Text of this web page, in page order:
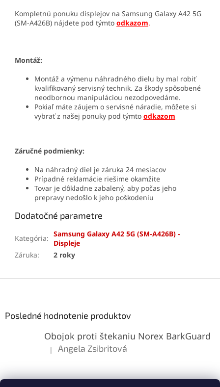
Kompletnú ponuku displejov na Samsung Galaxy A42 5G
(SM-A426B) nájdete pod týmto odkazom.
Montáž:
Montáž a výmenu náhradného dielu by mal robiť
kvalifikovaný servisný technik. Za škody spôsobené
neodbornou manipuláciou nezodpovedáme.
Pokiaľ máte záujem o servisné náradie, môžete si
vybrať z našej ponuky pod týmto odkazom
Záručné podmienky:
Na náhradný diel je záruka 24 mesiacov
Prípadné reklamácie riešime okamžite
Tovar je dôkladne zabalený, aby počas jeho
prepravy nedošlo k jeho poškodeniu
Dodatočné parametre
Kategória: Samsung Galaxy A42 5G (SM-A426B) -
Displeje
Záruka: 2 roky
Posledné hodnotenie produktov
Obojok proti štekaniu Norex BarkGuard
Hodnotenie produktu je 5 z 5 hviezdičiek.
| Angela Zsibritová